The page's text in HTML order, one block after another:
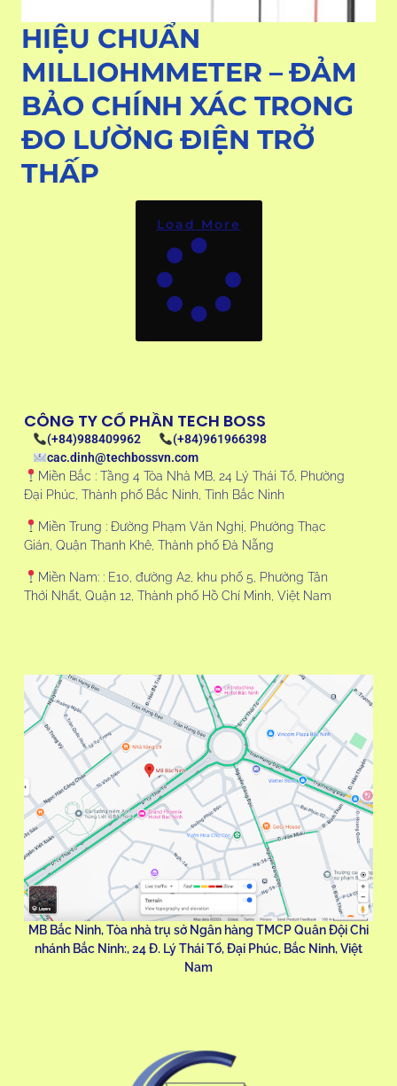
HIỆU CHUẨN
MILLIOHMMETER – ĐẢM
BẢO CHÍNH XÁC TRONG
ĐO LƯỜNG ĐIỆN TRỞ
THẤP
Load More
CÔNG TY CỔ PHẦN TECH BOSS
(+84)988409962
(+84)961966398
cac.dinh@techbossvn.com
Miền Bắc : Tầng 4 Tòa Nhà MB, 24 Lý Thái Tổ, Phường
Đại Phúc, Thành phố Bắc Ninh, Tỉnh Bắc Ninh
Miền Trung : Đường Phạm Văn Nghị, Phường Thạc
Gián, Quận Thanh Khê, Thành phố Đà Nẵng
Miền Nam: : E10, đường A2, khu phố 5, Phường Tân
Thới Nhất, Quận 12, Thành phố Hồ Chí Minh, Việt Nam
MB Bắc Ninh, Tòa nhà trụ sở Ngân hàng TMCP Quân Đội Chi
nhánh Bắc Ninh:, 24 Đ. Lý Thái Tổ, Đại Phúc, Bắc Ninh, Việt
Nam